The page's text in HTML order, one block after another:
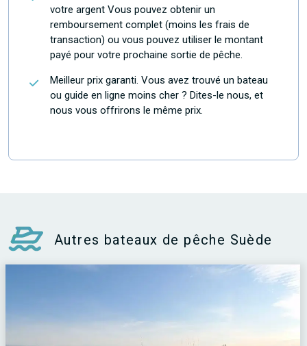
votre argent Vous pouvez obtenir un
remboursement complet (moins les frais de
transaction) ou vous pouvez utiliser le montant
payé pour votre prochaine sortie de pêche.
Meilleur prix garanti. Vous avez trouvé un bateau
ou guide en ligne moins cher ? Dites-le nous, et
nous vous offrirons le même prix.
Autres bateaux de pêche Suède